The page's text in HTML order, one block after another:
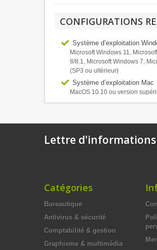
CONFIGURATIONS
Système d’exploitation
Microsoft Windows 11,
8/8.1, Microsoft Windows 7,
(SP3 ou ultérieur)
Système d’exploitation Mac
MacOS 10.10 ou version
Lettre d'informations
Catégories
Bureautique
Antivirus & sécurité
Comptabilité & gestion
Graphisme & multimédia